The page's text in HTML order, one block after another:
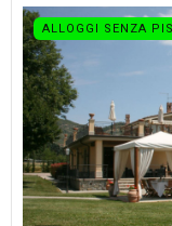
ALLOGGI SENZA